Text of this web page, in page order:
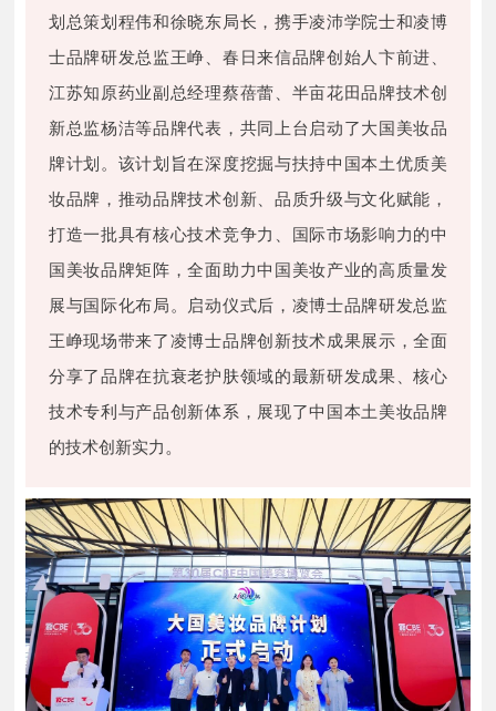
划总策划程伟和徐晓东局长，携手凌沛学院士和凌博
士品牌研发总监王峥、春日来信品牌创始人卞前进、
江苏知原药业副总经理蔡蓓蕾、半亩花田品牌技术创
新总监杨洁等品牌代表，共同上台启动了大国美妆品
牌计划。该计划旨在深度挖掘与扶持中国本土优质美
妆品牌，推动品牌技术创新、品质升级与文化赋能，
打造一批具有核心技术竞争力、国际市场影响力的中
国美妆品牌矩阵，全面助力中国美妆产业的高质量发
展与国际化布局。启动仪式后，凌博士品牌研发总监
王峥现场带来了凌博士品牌创新技术成果展示，全面
分享了品牌在抗衰老护肤领域的最新研发成果、核心
技术专利与产品创新体系，展现了中国本土美妆品牌
的技术创新实力。